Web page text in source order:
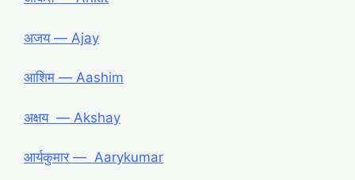
अजय ― Ajay
आशिम ― Aashim
अक्षय ― Akshay
आर्यकुमार ― Aarykumar